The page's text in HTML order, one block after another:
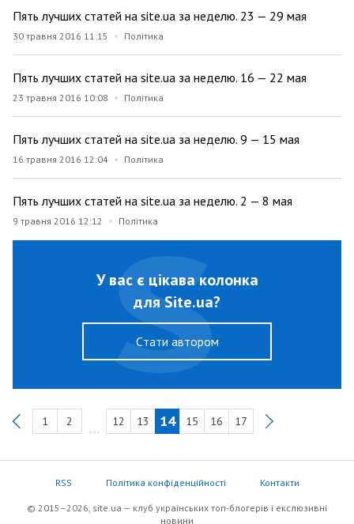
Пять лучших статей на site.ua за неделю. 23 — 29 мая
30 травня 2016 11:15 Політика
Пять лучших статей на site.ua за неделю. 16 — 22 мая
23 травня 2016 10:08 Політика
Пять лучших статей на site.ua за неделю. 9 — 15 мая
16 травня 2016 12:04 Політика
Пять лучших статей на site.ua за неделю. 2 — 8 мая
9 травня 2016 12:12 Політика
У вас є цікава колонка
для Site.ua?
Cтати автором
Previous
1 2 12 13 14 15 16 17
RSS Політика конфіденційності Контакти
© 2015–2026, site.ua — клуб українських топ-блогерів i екслюзивнi
новини